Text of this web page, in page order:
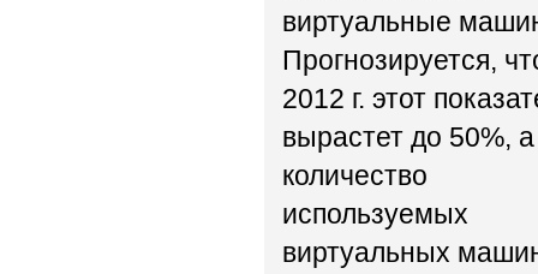
виртуальные
Прогнозируется,
2012 г. этот
вырастет до 50%, а
количество
используемых
виртуальных